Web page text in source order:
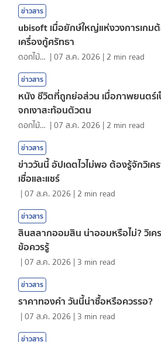
ข่าวสาร
ubisoft เมื่อยักษ์ใหญ่แห่งวงการเกมต้
เครื่องกู้ศรัทธา
ดอกไม้กับสายน้ำ |07 ส.ค. 2026 | 2 min read
ข่าวสาร
หนัง ชีวิตที่ถูกย่อส่วน เมื่อภาพยนตร์เ
จกเงาสะท้อนตัวตน
ดอกไม้กับสายน้ำ |07 ส.ค. 2026 | 2 min read
ข่าวสาร
ข่าววันนี้ อัปเดตไวไม่พอ ต้องรู้จักวิเค
เชื่อและแชร์
|07 ส.ค. 2026 | 2 min read
ข่าวสาร
สินสลากออมสิน น่าออมหรือไม่? วิเค
ข้อควรรู้
|07 ส.ค. 2026 | 3 min read
ข่าวสาร
ราคาทองคํา วันนี้น่าซื้อหรือควรรอ?
|07 ส.ค. 2026 | 3 min read
ข่าวสาร